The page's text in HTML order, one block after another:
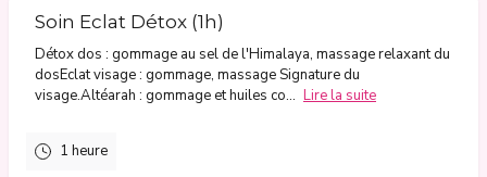
Soin Eclat Détox (1h)
Détox dos : gommage au sel de l'Himalaya, massage relaxant du
dosEclat visage : gommage, massage Signature du
visage.Altéarah : gommage et huiles co... Lire la suite
1 heure